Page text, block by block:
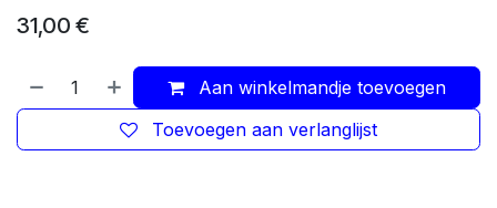
31,00 €
Aan winkelmandje toevoegen
Toevoegen aan verlanglijst